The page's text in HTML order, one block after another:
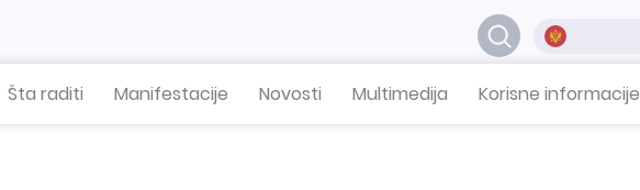
Šta raditi Manifestacije Novosti Multimedija Korisne informacije